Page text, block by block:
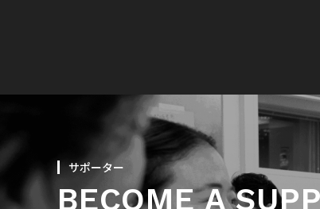
サポーター
BECOME A